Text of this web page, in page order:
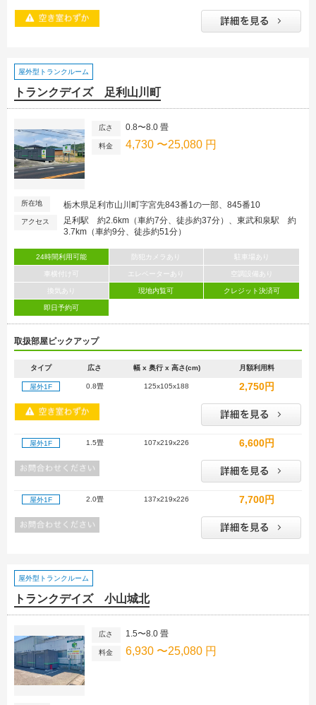
屋外型トランクルーム
トランクデイズ 足利山川町
広さ 0.8〜8.0 畳
料金 4,730 〜25,080 円
所在地 栃木県足利市山川町字宮先843番1の一部、845番10
アクセス
足利駅 約2.6km（車約7分、徒歩約37分）、東武和泉駅 約
3.7km（車約9分、徒歩約51分）
24時間利用可能 防犯カメラあり 駐車場あり
車横付け可 エレベーターあり 空調設備あり
換気あり 現地内覧可 クレジット決済可
即日予約可
取扱部屋ピックアップ
タイプ 広さ 幅 x 奥行 x 高さ(cm) 月額利用料
屋外1F 0.8畳 125x105x188 2,750円
屋外1F 1.5畳 107x219x226 6,600円
屋外1F 2.0畳 137x219x226 7,700円
屋外型トランクルーム
トランクデイズ 小山城北
広さ 1.5〜8.0 畳
料金 6,930 〜25,080 円